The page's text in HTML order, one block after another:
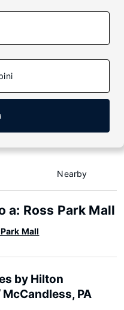
Nearby
Ross Park Mall
Mall
by Hilton
PA